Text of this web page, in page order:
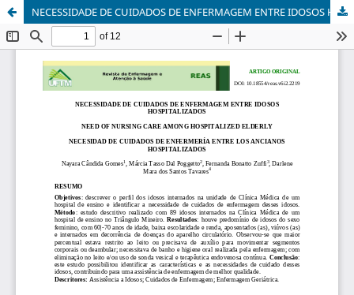
NECESSIDADE DE CUIDADOS DE ENFERMAGEM ENTRE IDOSOS HOSPITALIZADOS